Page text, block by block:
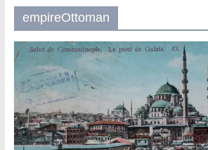
empireOttoman